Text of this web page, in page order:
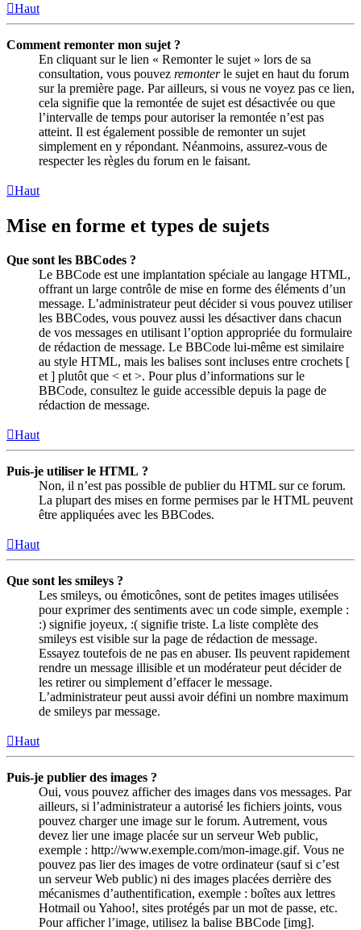
Haut
Comment remonter mon sujet ?
En cliquant sur le lien « Remonter le sujet » lors de sa
consultation, vous pouvez remonterle sujet en haut du forum
sur la première page. Par ailleurs, si vous ne voyez pas ce lien,
cela signifie que la remontée de sujet est désactivée ou que
l’intervalle de temps pour autoriser la remontée n’est pas
atteint. Il est également possible de remonter un sujet
simplement en y répondant. Néanmoins, assurez-vous de
respecter les règles du forum en le faisant.
Haut
Mise en forme et types de sujets
Que sont les BBCodes ?
Le BBCode est une implantation spéciale au langage HTML,
offrant un large contrôle de mise en forme des éléments d’un
message. L’administrateur peut décider si vous pouvez utiliser
les BBCodes, vous pouvez aussi les désactiver dans chacun
de vos messages en utilisant l’option appropriée du formulaire
de rédaction de message. Le BBCode lui-même est similaire
au style HTML, mais les balises sont incluses entre crochets [
et ] plutôt que < et >. Pour plus d’informations sur le
BBCode, consultez le guide accessible depuis la page de
rédaction de message.
Haut
Puis-je utiliser le HTML ?
Non, il n’est pas possible de publier du HTML sur ce forum.
La plupart des mises en forme permises par le HTML peuvent
être appliquées avec les BBCodes.
Haut
Que sont les smileys ?
Les smileys, ou émoticônes, sont de petites images utilisées
pour exprimer des sentiments avec un code simple, exemple :
:) signifie joyeux, :( signifie triste. La liste complète des
smileys est visible sur la page de rédaction de message.
Essayez toutefois de ne pas en abuser. Ils peuvent rapidement
rendre un message illisible et un modérateur peut décider de
les retirer ou simplement d’effacer le message.
L’administrateur peut aussi avoir défini un nombre maximum
de smileys par message.
Haut
Puis-je publier des images ?
Oui, vous pouvez afficher des images dans vos messages. Par
ailleurs, si l’administrateur a autorisé les fichiers joints, vous
pouvez charger une image sur le forum. Autrement, vous
devez lier une image placée sur un serveur Web public,
exemple : http://www.exemple.com/mon-image.gif. Vous ne
pouvez pas lier des images de votre ordinateur (sauf si c’est
un serveur Web public) ni des images placées derrière des
mécanismes d’authentification, exemple : boîtes aux lettres
Hotmail ou Yahoo!, sites protégés par un mot de passe, etc.
Pour afficher l’image, utilisez la balise BBCode [img].